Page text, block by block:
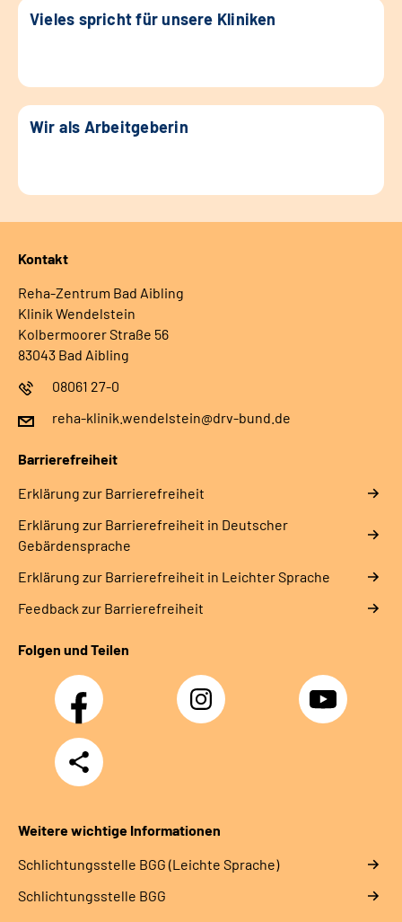
Vieles spricht für unsere Kliniken
Wir als Arbeitgeberin
Kontakt
Reha-Zentrum Bad Aibling
Klinik Wendelstein
Kolbermoorer Straße 56
83043 Bad Aibling
08061 27-0
reha-klinik.wendelstein@drv-bund.de
Barrierefreiheit
Erklärung zur Barrierefreiheit
Erklärung zur Barrierefreiheit in Deutscher
Gebärdensprache
Erklärung zur Barrierefreiheit in Leichter Sprache
Feedback zur Barrierefreiheit
Folgen und Teilen
Facebook Instagram YouTube
Teilen
Weitere wichtige Informationen
Schlich­tungs­stel­le BGG (Leichte Sprache)
Schlich­tungs­stel­le BGG